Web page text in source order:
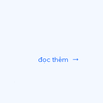
đọc thêm